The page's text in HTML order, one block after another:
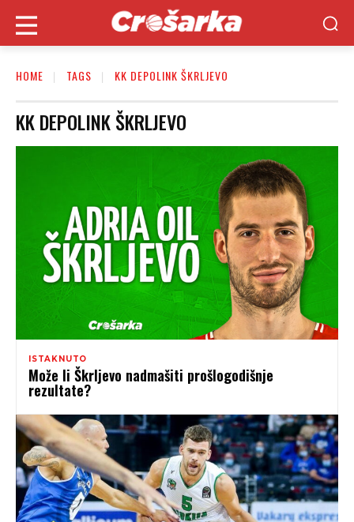
HOME TAGS KK DEPOLINK ŠKRLJEVO
KK DEPOLINK ŠKRLJEVO
ISTAKNUTO
Može li Škrljevo nadmašiti prošlogodišnje
rezultate?